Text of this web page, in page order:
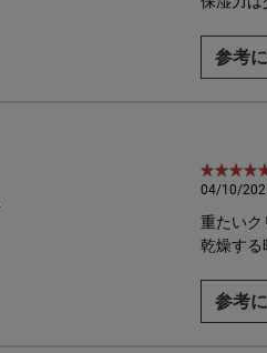
参考
5星中5。
04/10/
重たいク
乾燥する
参考